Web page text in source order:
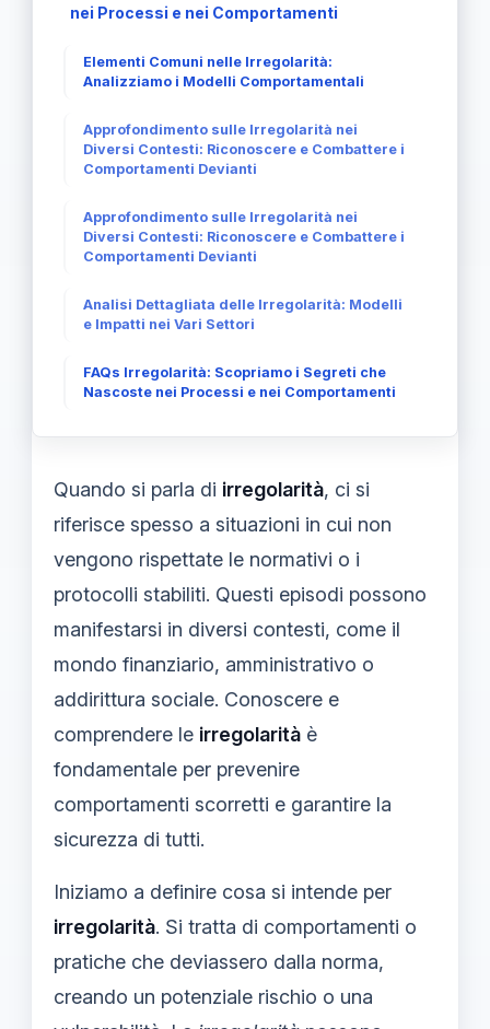
nei Processi e nei Comportamenti
Elementi Comuni nelle Irregolarità:
Analizziamo i Modelli Comportamentali
Approfondimento sulle Irregolarità nei
Diversi Contesti: Riconoscere e Combattere i
Comportamenti Devianti
Approfondimento sulle Irregolarità nei
Diversi Contesti: Riconoscere e Combattere i
Comportamenti Devianti
Analisi Dettagliata delle Irregolarità: Modelli
e Impatti nei Vari Settori
FAQs Irregolarità: Scopriamo i Segreti che
Nascoste nei Processi e nei Comportamenti
Quando si parla di irregolarità, ci si
riferisce spesso a situazioni in cui non
vengono rispettate le normativi o i
protocolli stabiliti. Questi episodi possono
manifestarsi in diversi contesti, come il
mondo finanziario, amministrativo o
addirittura sociale. Conoscere e
comprendere le irregolarità è
fondamentale per prevenire
comportamenti scorretti e garantire la
sicurezza di tutti.
Iniziamo a definire cosa si intende per
irregolarità. Si tratta di comportamenti o
pratiche che deviassero dalla norma,
creando un potenziale rischio o una